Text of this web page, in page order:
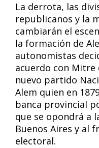
La derrota, las
republicanos y la
cambiarán el
la formación de
autonomistas
acuerdo con Mitre
nuevo partido
Alem quien en
banca provincial
que se opondrá a
Buenos Aires y al
electoral.